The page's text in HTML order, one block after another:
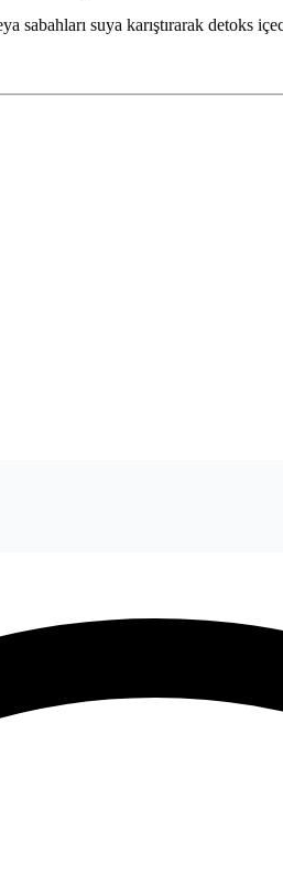
sabahları suya karıştırarak detoks